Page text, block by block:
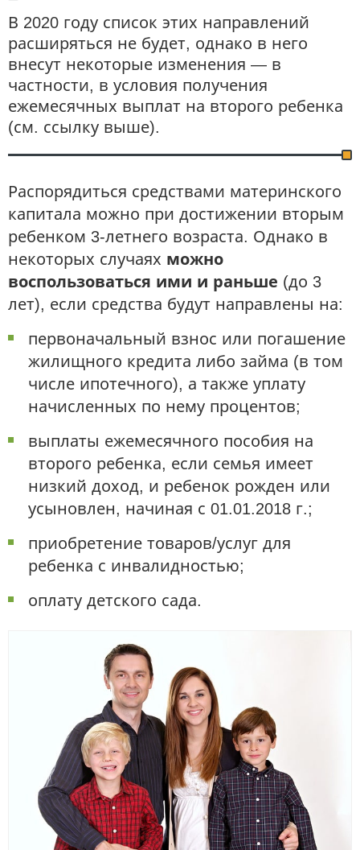
В 2020 году список этих направлений
расширяться не будет, однако в него
внесут некоторые изменения — в
частности, в условия получения
ежемесячных выплат на второго ребенка
(см. ссылку выше).
Распорядиться средствами материнского
капитала можно при достижении вторым
ребенком 3-летнего возраста. Однако в
некоторых случаях можно
воспользоваться ими и раньше (до 3
лет), если средства будут направлены на:
первоначальный взнос или погашение
жилищного кредита либо займа (в том
числе ипотечного), а также уплату
начисленных по нему процентов;
выплаты ежемесячного пособия на
второго ребенка, если семья имеет
низкий доход, и ребенок рожден или
усыновлен, начиная с 01.01.2018 г.;
приобретение товаров/услуг для
ребенка с инвалидностью;
оплату детского сада.